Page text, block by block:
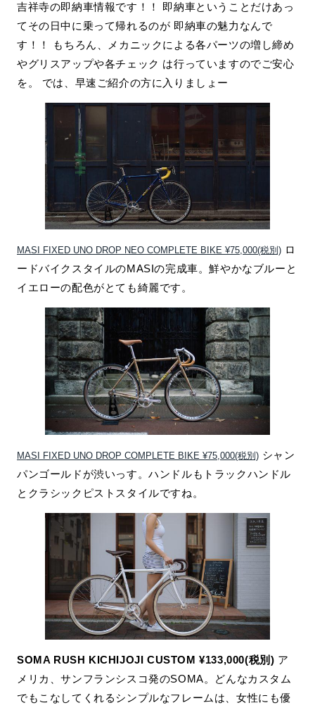
吉祥寺の即納車情報です！！ 即納車ということだけあっ
てその日中に乗って帰れるのが 即納車の魅力なんで
す！！ もちろん、メカニックによる各パーツの増し締め
やグリスアップや各チェック は行っていますのでご安心
を。 では、早速ご紹介の方に入りましょー
MASI FIXED UNO DROP NEO COMPLETE BIKE ¥75,000(税別) ロ
ードバイクスタイルのMASIの完成車。鮮やかなブルーと
イエローの配色がとても綺麗です。
MASI FIXED UNO DROP COMPLETE BIKE ¥75,000(税別) シャン
パンゴールドが渋いっす。ハンドルもトラックハンドル
とクラシックピストスタイルですね。
SOMA RUSH KICHIJOJI CUSTOM ¥133,000(税別) ア
メリカ、サンフランシスコ発のSOMA。どんなカスタム
でもこなしてくれるシンプルなフレームは、女性にも優